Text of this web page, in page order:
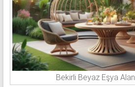
Bekirli Beyaz Eşya